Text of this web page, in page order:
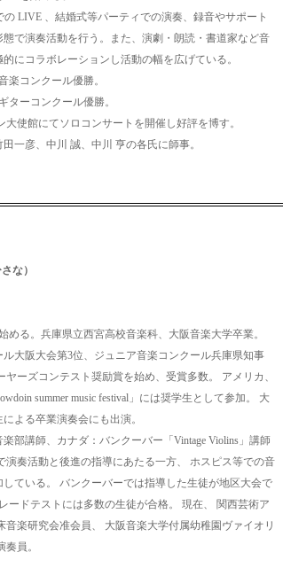
の LIVE 、結婚式等パーティでの演奏、録音やサポート
態で演奏活動を行う。また、演劇・朗読・書道家など音
的にコラボレーションし活動の幅を広げている。
楽コンクール優勝。
ターコンクール優勝。
大使館にてソロコンサートを開催し好評を博す。
一彦、中川 誠、中川 亨の各氏に師事。
な）
める。兵庫県立西宮高校音楽科、大阪音楽大学卒業。
大阪大会第3位、ジュニア音楽コンクール兵庫県知事
ーズコンテスト奨励賞を始め、受賞多数。 アメリカ、
summer music festival」には奨学生として参加。 大
よる卒業演奏会にも出演。
部講師、カナダ：バンクーバー「Vintage Violins」講師
演奏活動と後進の指導にあたる一方、 ホスピス等での音
ている。 バンクーバーでは指導した生徒が地区大会で
ードテストには多数の生徒が合格。 現在、 関西芸術ア
音楽研究会准会員、 大阪音楽大学付属幼稚園ヴァイオリ
員。